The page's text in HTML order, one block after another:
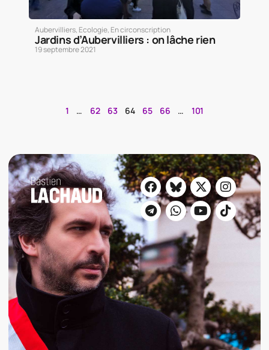
Aubervilliers, Ecologie, En circonscription
Jardins d’Aubervilliers : on lâche rien
19 septembre 2021
1 … 62 63 64 65 66 … 101